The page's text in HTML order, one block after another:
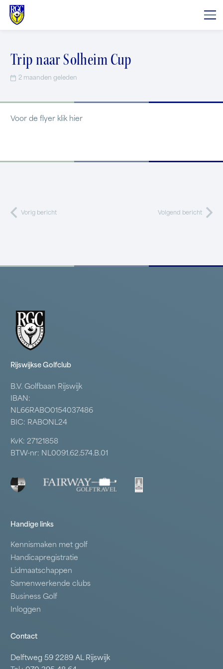
Trip naar Solheim Cup
2 maanden geleden
Voor de flyer klik hier
Vorig bericht Volgend bericht
Rijswijkse Golfclub
B.V. Golfbaan Rijswijk
IBAN:
NL66RABO0154037486
BIC: RABONL24
KvK: 27121858
BTW-nr: NL0091.62.574.B.01
Handige links
Kennismaken met golf
Handicapregistratie
Lidmaatschappen
Samenwerkende clubs
Business Golf
Inloggen
Contact
Delftweg 59 2289 AL Rijswijk